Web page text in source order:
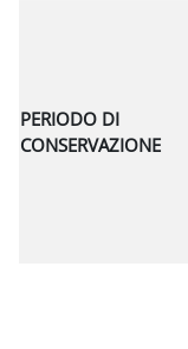
PERIODO DI
CONSERVAZIONE